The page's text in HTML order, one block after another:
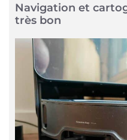
Navigation et
très bon